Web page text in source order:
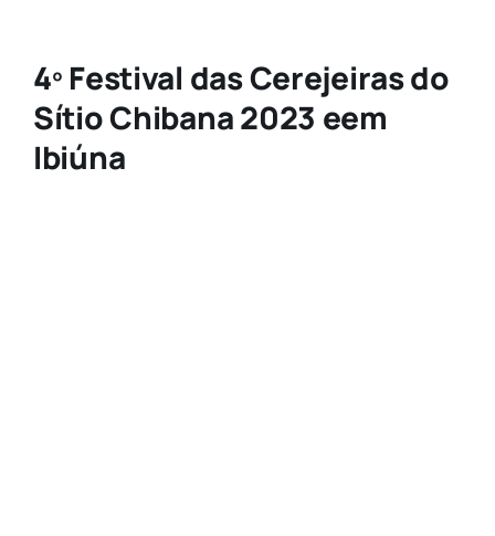
4º Festival das Cerejeiras do
Sítio Chibana 2023 eem
Ibiúna